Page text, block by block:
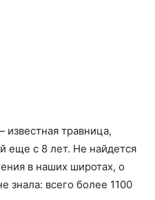
травница,
еще с 8 лет. Не найдется
в наших широтах, о
знала: всего более 1100